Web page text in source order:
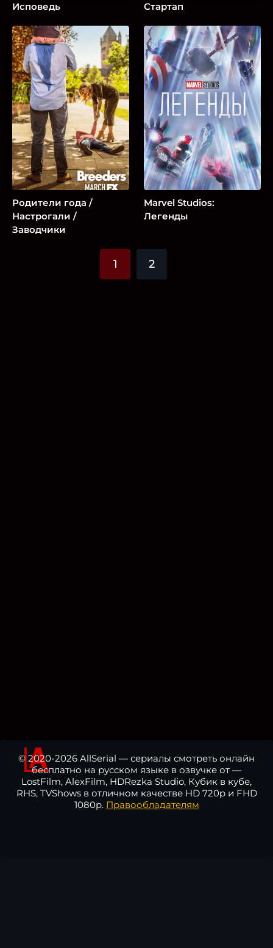
Исповедь Стартап
Родители года /
Настрогали /
Заводчики
Marvel Studios:
Легенды
1 2
© 2020-2026 AllSerial — сериалы смотреть онлайн
бесплатно на русском языке в озвучке от —
LostFilm, AlexFilm, HDRezka Studio, Кубик в кубе,
RHS, TVShows в отличном качестве HD 720p и FHD
1080p. Правообладателям